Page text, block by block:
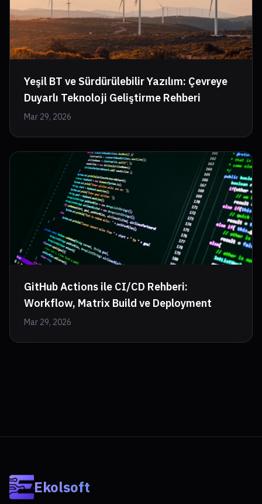
Yeşil BT ve Sürdürülebilir Yazılım: Çevreye
Duyarlı Teknoloji Geliştirme Rehberi
Mar 29, 2026
GitHub Actions ile CI/CD Rehberi:
Workflow, Matrix Build ve Deployment
Mar 29, 2026
Ekolsoft